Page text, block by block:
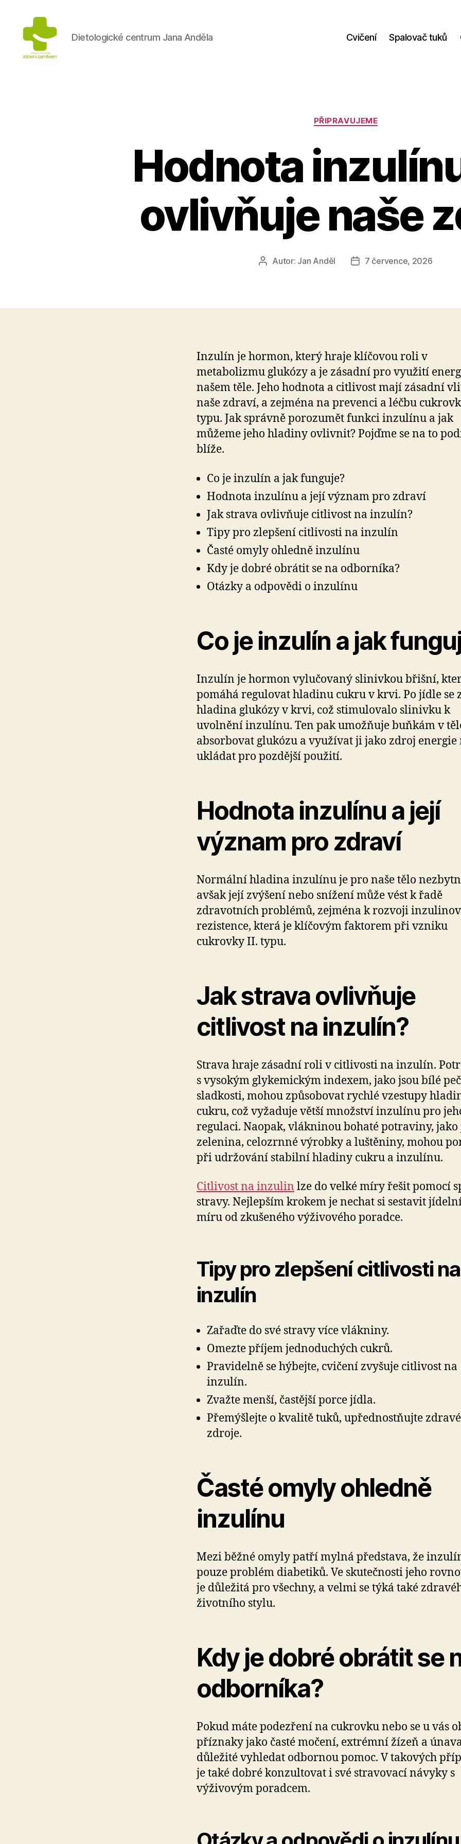
Dietologické centrum Jana Anděla Cvičení Spalovač tuků
Rubriky
PŘIPRAVUJEME
Hodnota
ovlivňuje naše
AutorAutor: Jan Anděl
Datum
7 července, 2026
Inzulín je hormon, který hraje klíčovou roli v
metabolizmu glukózy a je zásadní pro využití
našem těle. Jeho hodnota a citlivost mají zásadní
naše zdraví, a zejména na prevenci a léčbu
typu. Jak správně porozumět funkci inzulínu a jak
můžeme jeho hladiny ovlivnit? Pojďme se na to
blíže.
Co je inzulín a jak funguje?
Hodnota inzulínu a její význam pro zdraví
Jak strava ovlivňuje citlivost na inzulín?
Tipy pro zlepšení citlivosti na inzulín
Časté omyly ohledně inzulínu
Kdy je dobré obrátit se na odborníka?
Otázky a odpovědi o inzulínu
Co je inzulín a jak
Inzulín je hormon vylučovaný slinivkou břišní,
pomáhá regulovat hladinu cukru v krvi. Po jídle se
hladina glukózy v krvi, což stimulovalo slinivku k
uvolnění inzulínu. Ten pak umožňuje buňkám v
absorbovat glukózu a využívat ji jako zdroj energie
ukládat pro pozdější použití.
Hodnota inzulínu a její
význam pro zdraví
Normální hladina inzulínu je pro naše tělo
avšak její zvýšení nebo snížení může vést k řadě
zdravotních problémů, zejména k rozvoji
rezistence, která je klíčovým faktorem při vzniku
cukrovky II. typu.
Jak strava ovlivňuje
citlivost na inzulín?
Strava hraje zásadní roli v citlivosti na inzulín.
s vysokým glykemickým indexem, jako jsou bílé
sladkosti, mohou způsobovat rychlé vzestupy
cukru, což vyžaduje větší množství inzulínu pro
regulaci. Naopak, vlákninou bohaté potraviny, jako
zelenina, celozrnné výrobky a luštěniny, mohou
při udržování stabilní hladiny cukru a inzulínu.
Citlivost na inzulin lze do velké míry řešit pomocí
stravy. Nejlepším krokem je nechat si sestavit
míru od zkušeného výživového poradce.
Tipy pro zlepšení citlivosti na
inzulín
Zařaďte do své stravy více vlákniny.
Omezte příjem jednoduchých cukrů.
Pravidelně se hýbejte, cvičení zvyšuje citlivost na
inzulín.
Zvažte menší, častější porce jídla.
Přemýšlejte o kvalitě tuků, upřednostňujte zdravé
zdroje.
Časté omyly ohledně
inzulínu
Mezi běžné omyly patří mylná představa, že
pouze problém diabetiků. Ve skutečnosti jeho
je důležitá pro všechny, a velmi se týká také
životního stylu.
Kdy je dobré obrátit se
odborníka?
Pokud máte podezření na cukrovku nebo se u vás
příznaky jako časté močení, extrémní žízeň a
důležité vyhledat odbornou pomoc. V takových
je také dobré konzultovat i své stravovací návyky s
výživovým poradcem.